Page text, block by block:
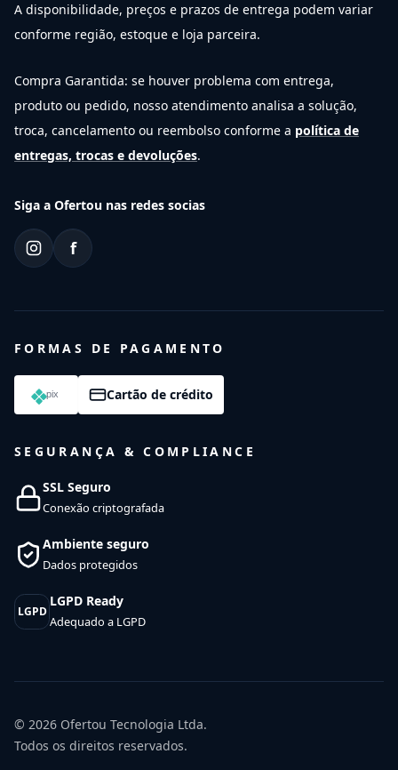
A disponibilidade, preços e prazos de entrega podem variar
conforme região, estoque e loja parceira.
Compra Garantida: se houver problema com entrega,
produto ou pedido, nosso atendimento analisa a solução,
troca, cancelamento ou reembolso conforme a política de
entregas, trocas e devoluções.
Siga a Ofertou nas redes socias
f
FORMAS DE PAGAMENTO
Cartão de crédito
SEGURANÇA & COMPLIANCE
SSL Seguro
Conexão criptografada
Ambiente seguro
Dados protegidos
LGPD
LGPD Ready
Adequado a LGPD
© 2026 Ofertou Tecnologia Ltda.
Todos os direitos reservados.